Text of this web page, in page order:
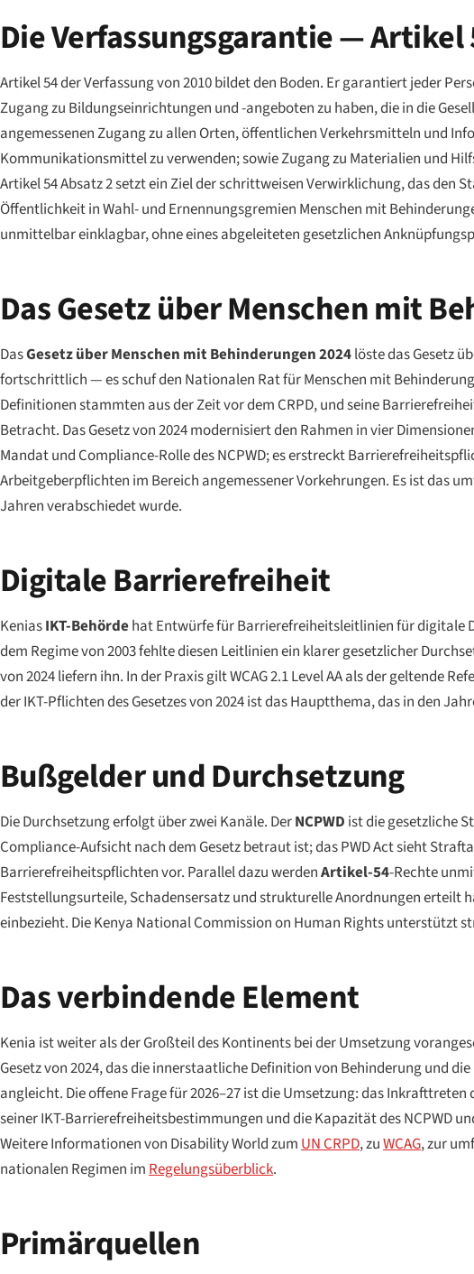
Die Verfassungsgarantie — Artikel
Artikel 54 der Verfassung von 2010 bildet den Boden. Er garantiert jeder
Zugang zu Bildungseinrichtungen und -angeboten zu haben, die in die
angemessenen Zugang zu allen Orten, öffentlichen Verkehrsmitteln und
Kommunikationsmittel zu verwenden; sowie Zugang zu Materialien und
Artikel 54 Absatz 2 setzt ein Ziel der schrittweisen Verwirklichung, das
Öffentlichkeit in Wahl- und Ernennungsgremien Menschen mit
unmittelbar einklagbar, ohne eines abgeleiteten gesetzlichen
Das Gesetz über Menschen mit
DasGesetz über Menschen mit Behinderungen 2024löste das Gesetz
fortschrittlich — es schuf den Nationalen Rat für Menschen mit
Definitionen stammten aus der Zeit vor dem CRPD, und seine
Betracht. Das Gesetz von 2024 modernisiert den Rahmen in vier
Mandat und Compliance-Rolle des NCPWD; es erstreckt
Arbeitgeberpflichten im Bereich angemessener Vorkehrungen. Es ist das
Jahren verabschiedet wurde.
Digitale Barrierefreiheit
KeniasIKT-Behördehat Entwürfe für Barrierefreiheitsleitlinien für digitale
dem Regime von 2003 fehlte diesen Leitlinien ein klarer gesetzlicher
von 2024 liefern ihn. In der Praxis gilt WCAG 2.1 Level AA als der geltende
der IKT-Pflichten des Gesetzes von 2024 ist das Hauptthema, das in den
Bußgelder und Durchsetzung
Die Durchsetzung erfolgt über zwei Kanäle. DerNCPWD ist die gesetzliche
Compliance-Aufsicht nach dem Gesetz betraut ist; das PWD Act sieht
Barrierefreiheitspflichten vor. Parallel dazu werdenArtikel-54-Rechte
Feststellungsurteile, Schadensersatz und strukturelle Anordnungen erteilt
einbezieht. Die Kenya National Commission on Human Rights unterstützt
Das verbindende Element
Kenia ist weiter als der Großteil des Kontinents bei der Umsetzung
Gesetz von 2024, das die innerstaatliche Definition von Behinderung und
angleicht. Die offene Frage für 2026–27 ist die Umsetzung: das
seiner IKT-Barrierefreiheitsbestimmungen und die Kapazität des NCPWD
Weitere Informationen von Disability World zumUN CRPD, zuWCAG, zur
nationalen Regimen imRegelungsüberblick.
Primärquellen